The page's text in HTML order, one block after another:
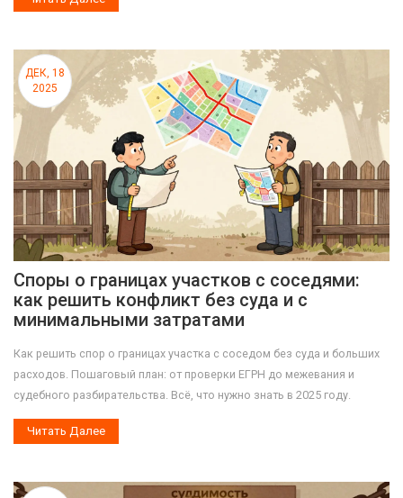
ДЕК, 18
2025
Споры о границах участков с соседями:
как решить конфликт без суда и с
минимальными затратами
Как решить спор о границах участка с соседом без суда и больших
расходов. Пошаговый план: от проверки ЕГРН до межевания и
судебного разбирательства. Всё, что нужно знать в 2025 году.
Читать Далее